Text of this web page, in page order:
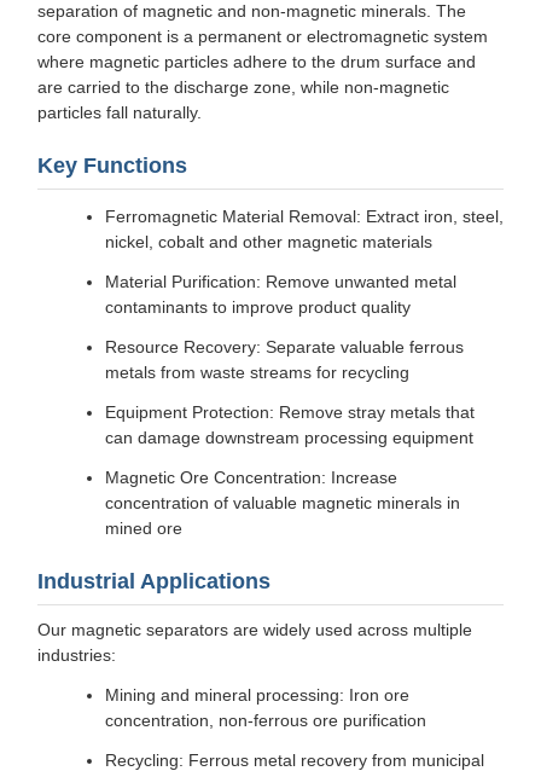
separation of magnetic and non-magnetic minerals. The
core component is a permanent or electromagnetic system
where magnetic particles adhere to the drum surface and
are carried to the discharge zone, while non-magnetic
particles fall naturally.
Key Functions
Ferromagnetic Material Removal: Extract iron, steel,
nickel, cobalt and other magnetic materials
Material Purification: Remove unwanted metal
contaminants to improve product quality
Resource Recovery: Separate valuable ferrous
metals from waste streams for recycling
Equipment Protection: Remove stray metals that
can damage downstream processing equipment
Magnetic Ore Concentration: Increase
concentration of valuable magnetic minerals in
mined ore
Industrial Applications
Our magnetic separators are widely used across multiple
industries:
Mining and mineral processing: Iron ore
concentration, non-ferrous ore purification
Recycling: Ferrous metal recovery from municipal